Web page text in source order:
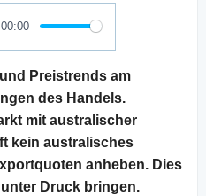
00:00
Preistrends am
des Handels.
mit australischer
kein australisches
anheben. Dies
Druck bringen.